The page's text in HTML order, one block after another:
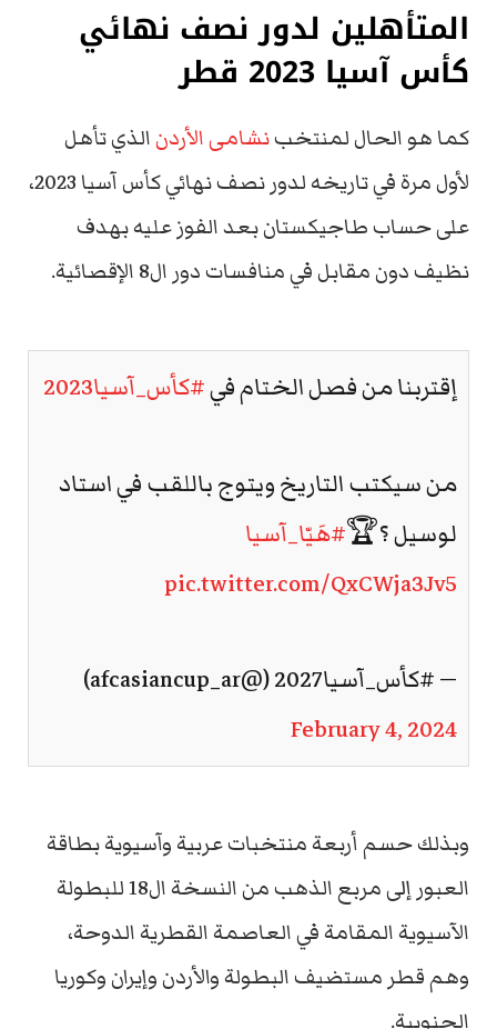
المتأهلين لدور نصف نهائي
كأس آسيا 2023 قطر
كما هو الحال لمنتخبنشامى الأردنالذي تأهل
لأول مرة في تاريخه لدور نصف نهائي كأس آسيا 2023،
على حساب طاجيكستان بعد الفوز عليه بهدف
نظيف دون مقابل في منافسات دور ال8 الإقصائية.
إقتربنا من فصل الختام في#كأس_آسيا2023
من سيكتب التاريخ ويتوج باللقب في استاد
لوسيل ؟🏆#هَيّا_آسيا
pic.twitter.com/QxCWja3Jv5
— #كأس_آسيا2027 (@afcasiancup_ar)
February 4, 2024
وبذلك حسم أربعة منتخبات عربية وآسيوية بطاقة
العبور إلى مربع الذهب من النسخة ال18 للبطولة
الآسيوية المقامة في العاصمة القطرية الدوحة،
وهم قطر مستضيف البطولة والأردن وإيران وكوريا
الجنوبية.